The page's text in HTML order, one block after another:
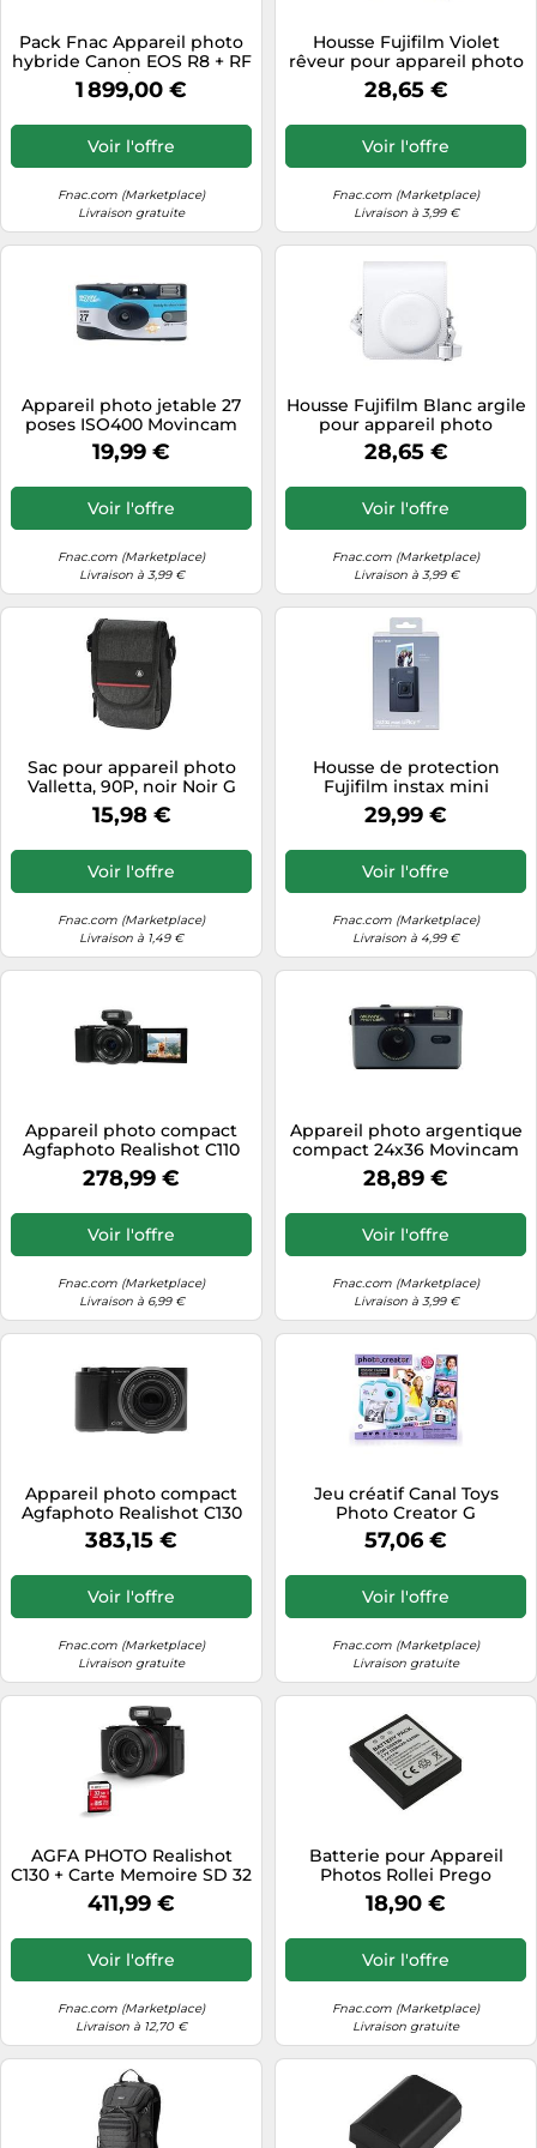
Tondeuses cheveux & barbe
Téléphonie
Téléviseurs
Télévision & vidéo
Électroménager
Pack Fnac Appareil photo
hybride Canon EOS R8 + RF
24-105mm f/4-7,1 IS STM +
2ème batterie Noir A
1 899,00 €
Voir l'offre
Fnac.com (Marketplace)
Livraison gratuite
Housse Fujifilm Violet
rêveur pour appareil photo
instantané Instax Mini 13
Violet rêveur
28,65 €
Voir l'offre
Fnac.com (Marketplace)
Livraison à 3,99 €
Appareil photo jetable 27
poses ISO400 Movincam
Bleu Bleu A
19,99 €
Voir l'offre
Fnac.com (Marketplace)
Livraison à 3,99 €
Housse Fujifilm Blanc argile
pour appareil photo
instantané Instax Mini 13
Blanc argile
28,65 €
Voir l'offre
Fnac.com (Marketplace)
Livraison à 3,99 €
Sac pour appareil photo
Valletta, 90P, noir Noir G
15,98 €
Voir l'offre
Fnac.com (Marketplace)
Livraison à 1,49 €
Housse de protection
Fujifilm instax mini
LiPlay+™ Bleu marine pour
Instantané hybride Bleu
29,99 €
Voir l'offre
Fnac.com (Marketplace)
Livraison à 4,99 €
Appareil photo compact
Agfaphoto Realishot C110
Noir Noir G
278,99 €
Voir l'offre
Fnac.com (Marketplace)
Livraison à 6,99 €
Appareil photo argentique
compact 24x36 Movincam
Gris Réutilisable Gris E
28,89 €
Voir l'offre
Fnac.com (Marketplace)
Livraison à 3,99 €
Appareil photo compact
Agfaphoto Realishot C130
Noir Noir E
383,15 €
Voir l'offre
Fnac.com (Marketplace)
Livraison gratuite
Jeu créatif Canal Toys
Photo Creator G
57,06 €
Voir l'offre
Fnac.com (Marketplace)
Livraison gratuite
AGFA PHOTO Realishot
C130 + Carte Memoire SD 32
Go - Appareil Photo
Numerique Compact,
Tactile LCD 2,8, Stabilisation
d'Image, Autofocus,
Batterie Rechargeable
411,99 €
Voir l'offre
Fnac.com (Marketplace)
Livraison à 12,70 €
Batterie pour Appareil
Photos Rollei Prego
Dp8300 Dp8330-1 Li ion
3.7V 1250mAh Avizar Noir
18,90 €
Voir l'offre
Fnac.com (Marketplace)
Livraison gratuite